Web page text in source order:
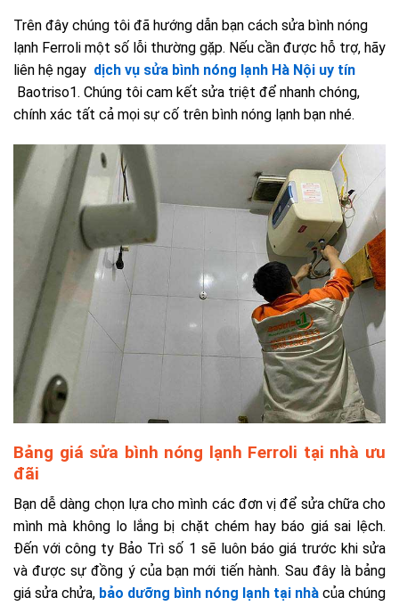
Trên đây chúng tôi đã hướng dẫn bạn cách sửa bình nóng
lạnh Ferroli một số lỗi thường gặp. Nếu cần được hỗ trợ, hãy
liên hệ ngay dịch vụ sửa bình nóng lạnh Hà Nội uy tín
Baotriso1. Chúng tôi cam kết sửa triệt để nhanh chóng,
chính xác tất cả mọi sự cố trên bình nóng lạnh bạn nhé.
Bảng giá sửa bình nóng lạnh Ferroli tại nhà ưu
đãi
Bạn dễ dàng chọn lựa cho mình các đơn vị để sửa chữa cho
mình mà không lo lắng bị chặt chém hay báo giá sai lệch.
Đến vớicông ty Bảo Trì số 1 sẽ luôn báo giá trước khi sửa
và được sự đồng ý của bạn mới tiến hành. Sau đây là bảng
giá sửa chửa, bảo dưỡng bình nóng lạnh tại nhà của chúng